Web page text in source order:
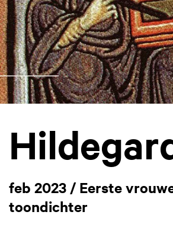
feb 2023 / Eerste
toondichter